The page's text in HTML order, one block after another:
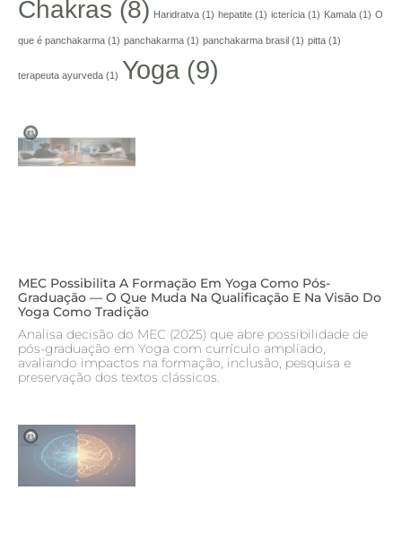
Chakras (8) Haridratva (1) hepatite (1) icterícia (1) Kamala (1) O
que é panchakarma (1) panchakarma (1) panchakarma brasil (1) pitta (1)
terapeuta ayurveda (1) Yoga (9)
MEC Possibilita A Formação Em Yoga Como Pós-
Graduação — O Que Muda Na Qualificação E Na Visão Do
Yoga Como Tradição
Analisa decisão do MEC (2025) que abre possibilidade de
pós-graduação em Yoga com currículo ampliado,
avaliando impactos na formação, inclusão, pesquisa e
preservação dos textos clássicos.